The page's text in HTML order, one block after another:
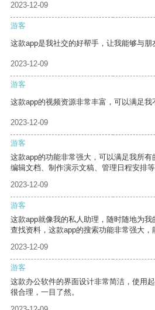
2023-12-09
游客
这款app是我社交的好帮手，让我能够与朋
2023-12-09
游客
这款app的视频资源非常丰富，可以满足我
2023-12-09
游客
这款app的功能非常强大，可以满足我所
编辑文档、制作演示文稿、管理日程安排等
2023-12-09
游客
这款app就像我的私人助理，随时随地为
查找资料，这款app的搜索功能非常强大，
2023-12-09
游客
这款办公软件的界面设计非常简洁，使用
很合理，一目了然。